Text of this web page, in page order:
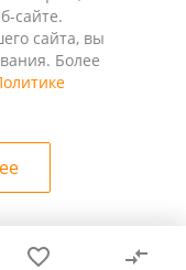
сайте.
сайта, вы
Более
Все права